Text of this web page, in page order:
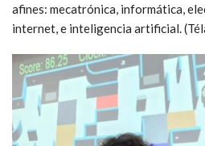
afines: mecatrónica, informática,
internet, e inteligencia artificial.